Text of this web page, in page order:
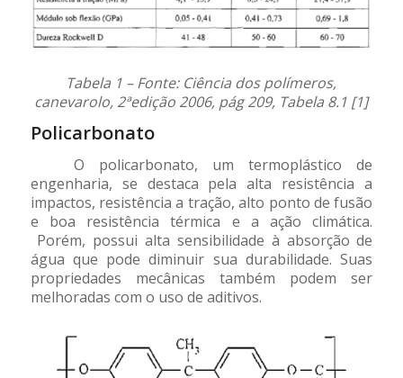
Tabela 1 – Fonte: Ciência dos polímeros,
canevarolo, 2ªedição 2006, pág 209, Tabela 8.1 [1]
Policarbonato
O policarbonato, um termoplástico de
engenharia, se destaca pela alta resistência a
impactos, resistência a tração, alto ponto de fusão
e boa resistência térmica e a ação climática.
Porém, possui alta sensibilidade à absorção de
água que pode diminuir sua durabilidade. Suas
propriedades mecânicas também podem ser
melhoradas com o uso de aditivos.